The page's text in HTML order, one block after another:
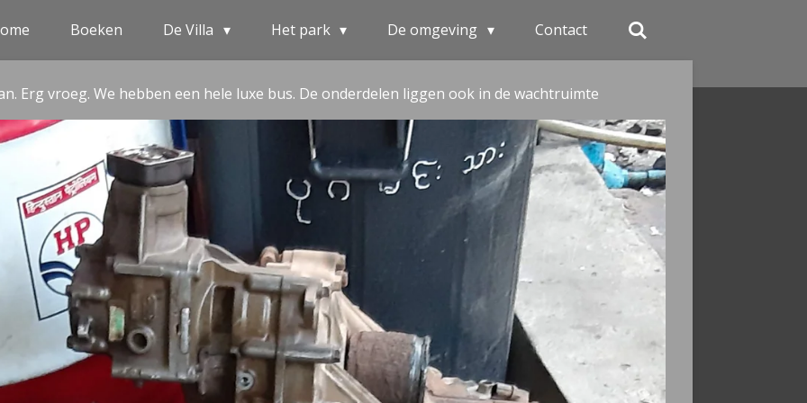
Boeken De Villa Het park De omgeving Contact
Erg vroeg. We hebben een hele luxe bus. De onderdelen liggen ook in de wachtruimte